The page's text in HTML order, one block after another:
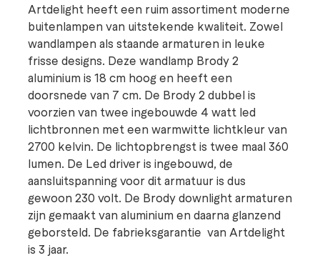
Artdelight heeft een ruim assortiment moderne
buitenlampen van uitstekende kwaliteit. Zowel
wandlampen als staande armaturen in leuke
frisse designs. Deze wandlamp Brody 2
aluminium is 18 cm hoog en heeft een
doorsnede van 7 cm. De Brody 2 dubbel is
voorzien van twee ingebouwde 4 watt led
lichtbronnen met een warmwitte lichtkleur van
2700 kelvin. De lichtopbrengst is twee maal 360
lumen. De Led driver is ingebouwd, de
aansluitspanning voor dit armatuur is dus
gewoon 230 volt. De Brody downlight armaturen
zijn gemaakt van aluminium en daarna glanzend
geborsteld. De fabrieksgarantie van Artdelight
is 3 jaar.